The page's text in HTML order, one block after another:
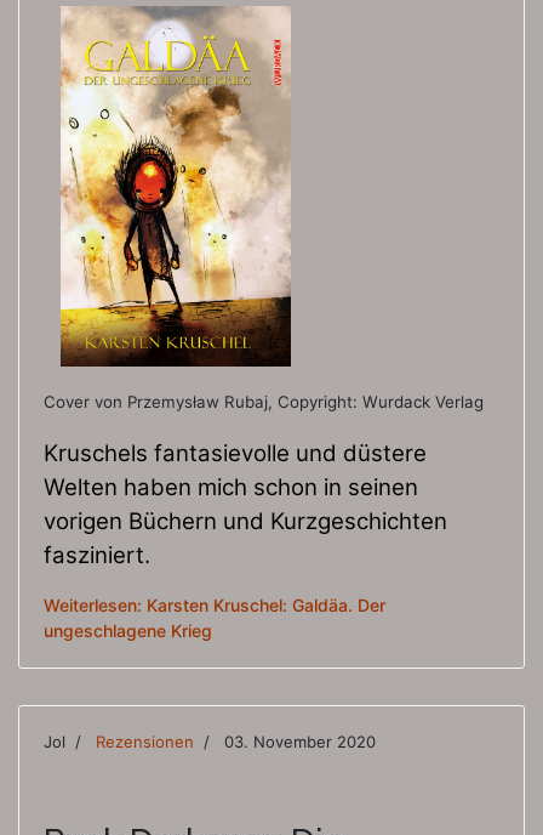
Cover von Przemysław Rubaj, Copyright: Wurdack Verlag
Kruschels fantasievolle und düstere
Welten haben mich schon in seinen
vorigen Büchern und Kurzgeschichten
fasziniert.
Weiterlesen: Karsten Kruschel: Galdäa. Der
ungeschlagene Krieg
Jol Rezensionen 03. November 2020